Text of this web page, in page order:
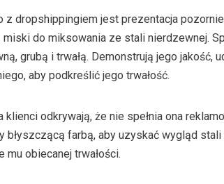
dropshippingiem jest prezentacja pozornie
do miksowania ze stali nierdzewnej.
grubą i trwałą. Demonstrują jego jakość,
aby podkreślić jego trwałość.
odkrywają, że nie spełnia ona
błyszczącą farbą, aby uzyskać wygląd stali
obiecanej trwałości.